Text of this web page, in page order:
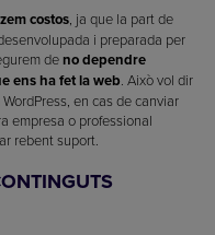
costos, ja que la part de
i preparada per
de no dependre
ens ha fet la web. Això vol dir
en cas de canviar
empresa o professional
rebent suport.